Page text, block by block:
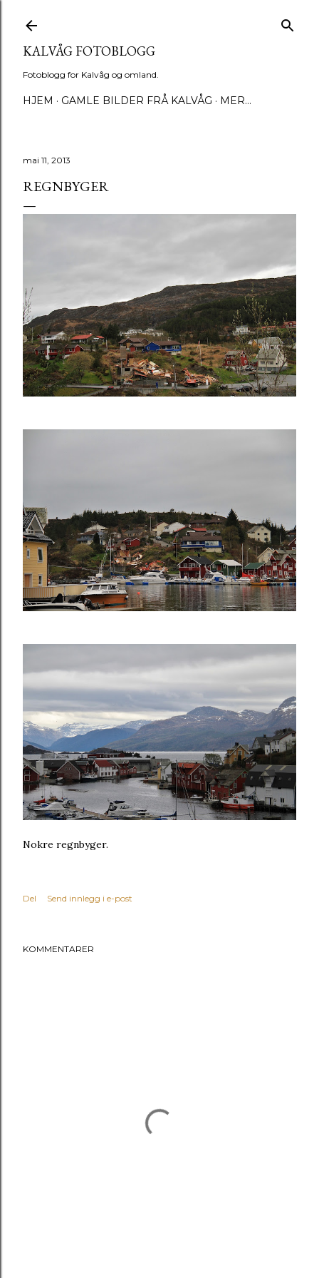
KALVÅG FOTOBLOGG
Fotoblogg for Kalvåg og omland.
HJEM GAMLE BILDER FRÅ KALVÅG MER…
mai 11, 2013
REGNBYGER
Nokre regnbyger.
Del Send innlegg i e-post
KOMMENTARER